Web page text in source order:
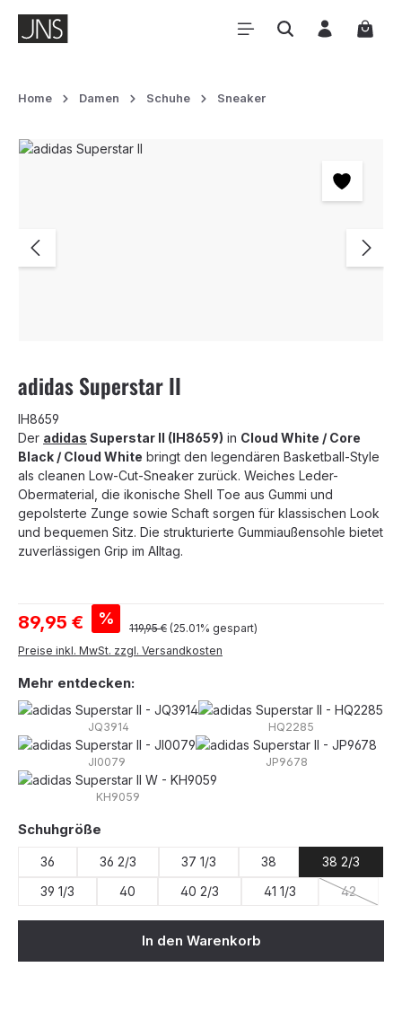
Zum Hauptinhalt springen
Home Damen Schuhe Sneaker
Bildergalerie überspringen
adidas Superstar II
IH8659
Der adidas Superstar II (IH8659) in Cloud White / Core
Black / Cloud White bringt den legendären Basketball-Style
als cleanen Low-Cut-Sneaker zurück. Weiches Leder-
Obermaterial, die ikonische Shell Toe aus Gummi und
gepolsterte Zunge sowie Schaft sorgen für klassischen Look
und bequemen Sitz. Die strukturierte Gummiaußensohle bietet
zuverlässigen Grip im Alltag.
Verkaufspreis:
89,95 € % Regulärer Preis:
119,95 € (25.01% gespart)
Preise inkl. MwSt. zzgl. Versandkosten
Mehr entdecken:
JQ3914 HQ2285
JI0079 JP9678
KH9059
Schuhgröße
36 36 2/3 37 1/3 38
38 2/3
39 1/3
40 40 2/3 41 1/3 42
(Diese
In den Warenkorb